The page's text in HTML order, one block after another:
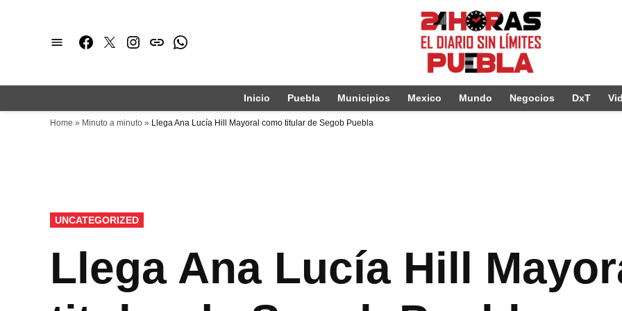
Facebook
TwitterInstagram
issuuWhatsapp
Inicio Puebla Municipios Mexico Mundo Negocios DxT
Home » Minuto a minuto » Llega Ana Lucía Hill Mayoral como titular de Segob Puebla
PUBLICADO
EN
UNCATEGORIZED
Llega Ana Lucía Hill